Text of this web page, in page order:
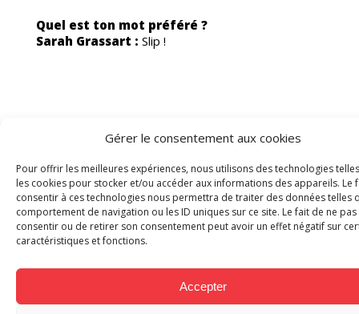
Gérer le consentement aux cookies
Pour offrir les meilleures expériences, nous utilisons des technologies
les cookies pour stocker et/ou accéder aux informations des appareils. Le
consentir à ces technologies nous permettra de traiter des données telles
comportement de navigation ou les ID uniques sur ce site. Le fait de ne pas
consentir ou de retirer son consentement peut avoir un effet négatif sur
caractéristiques et fonctions.
Accepter
Quel est ton mot préféré ?
Sarah Grassart : Slip !
Quel est le mot que tu détestes ?
Sarah Grassart :Confinement (haha) !